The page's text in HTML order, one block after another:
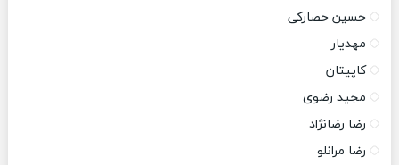
حسین حصارکی
مهدیار
کاپیتان
مجید رضوی
رضا رضانژاد
رضا مرانلو